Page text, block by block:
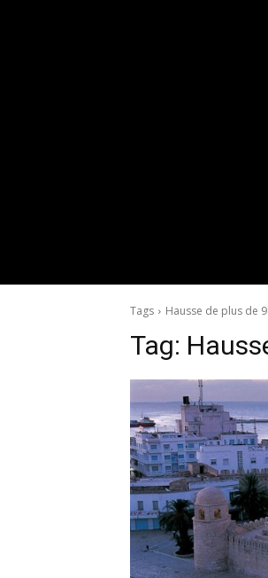
Tags Hausse de plus de
Tag: